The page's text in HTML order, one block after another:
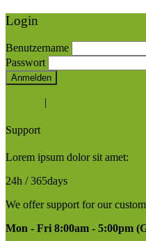
Login
Benutzername
Passwort
Anmelden
|
Support
Lorem ipsum dolor sit amet:
24h / 365days
We offer support for our
Mon - Fri 8:00am - 5:00pm